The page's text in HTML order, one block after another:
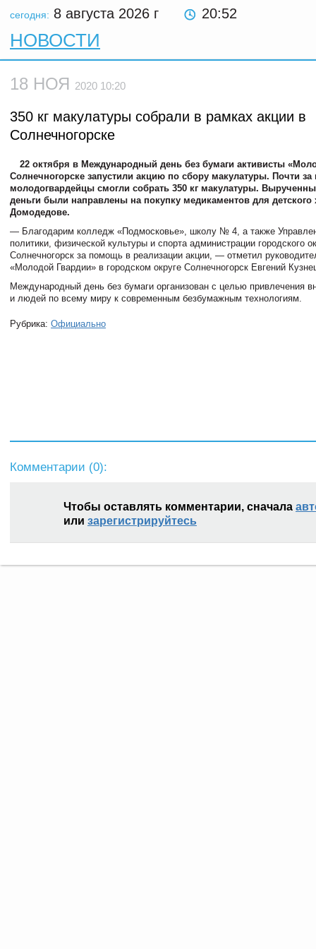
сегодня: 8 августа 2026 г 20:52
НОВОСТИ
18 НОЯ 2020 10:20
350 кг макулатуры собрали в рамках акции в
Солнечногорске
22 октября в Международный день без бумаги активисты
Солнечногорске запустили акцию по сбору макулатуры. Почти за
молодогвардейцы смогли собрать 350 кг макулатуры.
деньги были направлены на покупку медикаментов для детского
Домодедове.
— Благодарим колледж «Подмосковье», школу № 4, а также
политики, физической культуры и спорта администрации городского
Солнечногорск за помощь в реализации акции, — отметил
«Молодой Гвардии» в городском округе Солнечногорск Евгений
Международный день без бумаги организован с целью привлечения
и людей по всему миру к современным безбумажным технологиям.
Рубрика: Официально
Комментарии (0):
Чтобы оставлять комментарии, сначала
или зарегистрируйтесь